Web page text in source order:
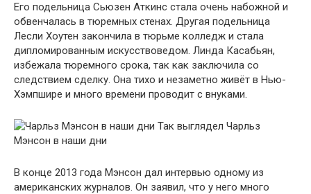
Его подельница Сьюзен Аткинс стала очень набожной и
обвенчалась в тюремных стенах. Другая подельница
Лесли Хоутен закончила в тюрьме колледж и стала
дипломированным искусствоведом. Линда Касабьян,
избежала тюремного срока, так как заключила со
следствием сделку. Она тихо и незаметно живёт в Нью-
Хэмпшире и много времени проводит с внуками.
Так выглядел Чарльз
Мэнсон в наши дни
В конце 2013 года Мэнсон дал интервью одному из
американских журналов. Он заявил, что у него много